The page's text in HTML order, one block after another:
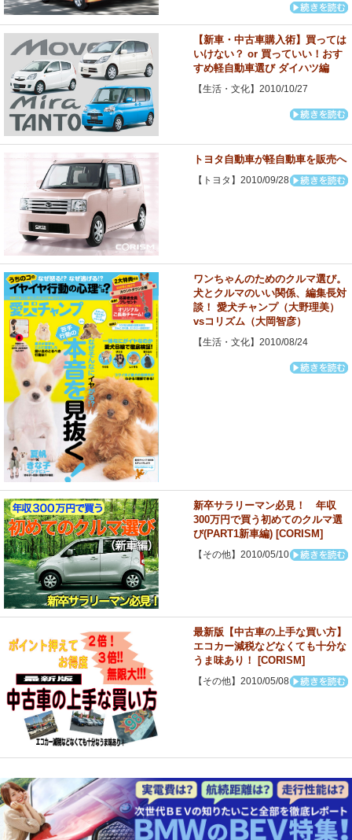
【新車・中古車購入術】買っては
いけない？ or 買っていい！おす
すめ軽自動車選び ダイハツ編
【生活・文化】2010/10/27
トヨタ自動車が軽自動車を販売へ
【トヨタ】2010/09/28
ワンちゃんのためのクルマ選び。
犬とクルマのいい関係、編集長対
談！ 愛犬チャンプ（大野理美）
vsコリズム（大岡智彦）
【生活・文化】2010/08/24
新卒サラリーマン必見！ 年収
300万円で買う初めてのクルマ選
び(PART1新車編) [CORISM]
【その他】2010/05/10
最新版【中古車の上手な買い方】
エコカー減税などなくても十分な
うま味あり！ [CORISM]
【その他】2010/05/08